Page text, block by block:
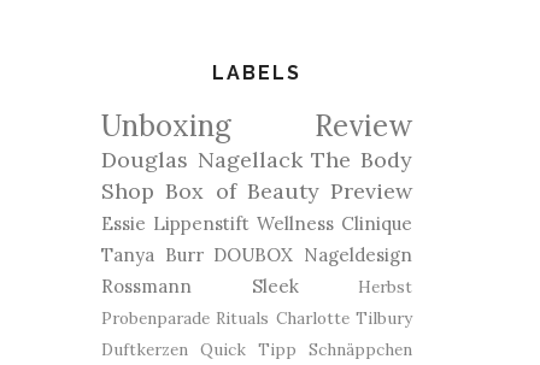
LABELS
Unboxing Review
Douglas Nagellack The Body
Shop Box of Beauty Preview
Essie Lippenstift Wellness Clinique
Tanya Burr DOUBOX Nageldesign
Rossmann
Sleek
Herbst
Probenparade Rituals Charlotte Tilbury
Duftkerzen Quick Tipp
Schnäppchen